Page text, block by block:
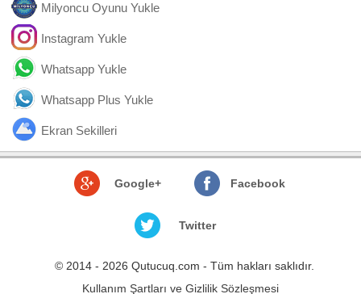
Milyoncu Oyunu Yukle
Instagram Yukle
Whatsapp Yukle
Whatsapp Plus Yukle
Ekran Sekilleri
Google+ Facebook
Twitter
© 2014 - 2026 Qutucuq.com - Tüm hakları saklıdır.
Kullanım Şartları ve Gizlilik Sözleşmesi